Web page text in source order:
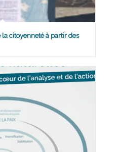
citoyenneté à partir des